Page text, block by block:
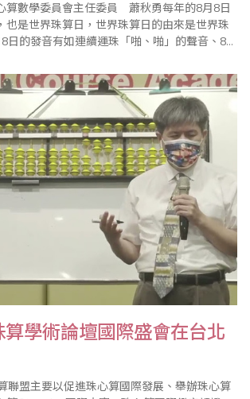
算數學委員會主任委員 蕭秋勇每年的8月8日
也是世界珠算日，世界珠算日的由來是世界珠
日的發音有如連續運珠「啪、啪」的聲音、8的
算界向心力，提振珠心算學習風氣，促進珠算
，台灣省商業會於每年8月聯合海內外珠算團體
大會，並舉辦心算比賽、珠..
學術論壇國際盛會在台北
聯盟主要以促進珠心算國際發展、舉辦珠心算